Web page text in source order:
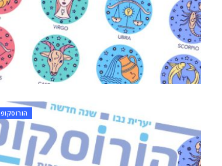
הורוסקופ